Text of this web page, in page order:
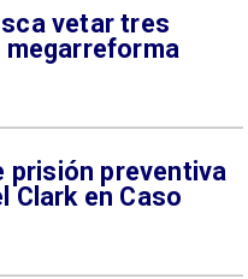
vetar tres
prisión preventiva
Clark en Caso